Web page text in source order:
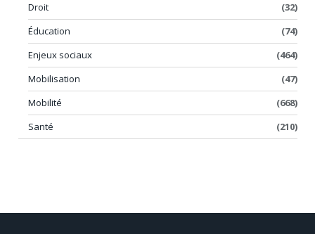
Droit
(32)
Éducation
(74)
Enjeux sociaux
(464)
Mobilisation
(47)
Mobilité
(668)
Santé
(210)